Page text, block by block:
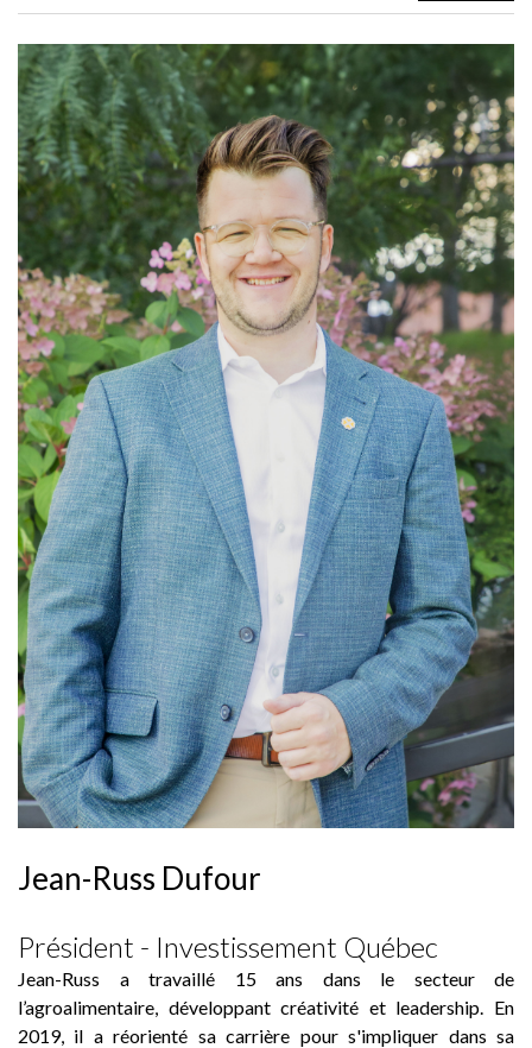
Jean-Russ Dufour
Président - Investissement Québec
Jean-Russ a travaillé 15 ans dans le secteur de
l’agroalimentaire, développant créativité et leadership. En
2019, il a réorienté sa carrière pour s'impliquer dans sa